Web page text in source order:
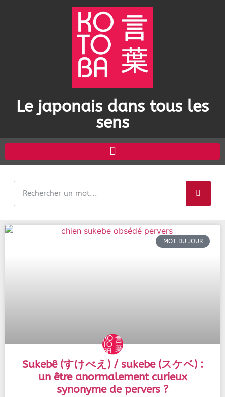
Le japonais dans tous les
sens
MOT DU JOUR
Sukebê (すけべえ) / sukebe (スケベ) :
un être anormalement curieux
synonyme de pervers ?